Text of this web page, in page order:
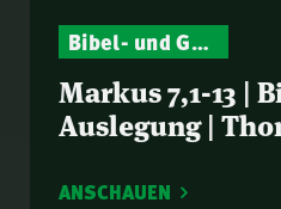
Bibel- und Gebetsstunde – Jeden Donnerstag neu: Vers-für-Vers-Auslegungen
Markus 7,1-13 |
Auslegung |
ANSCHAUEN